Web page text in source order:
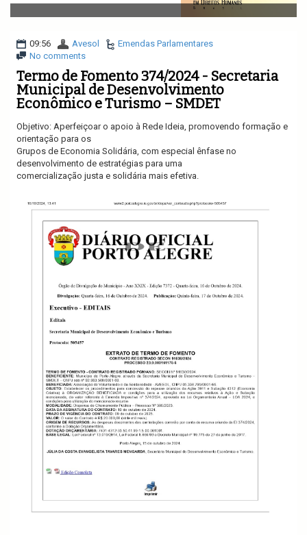
v
i
a
o
n
09:56 Avesol
Emendas Parlamentares
No comments
Termo de Fomento 374/2024 - Secretaria
Municipal de Desenvolvimento
Econômico e Turismo – SMDET
Objetivo: Aperfeiçoar o apoio à Rede Ideia, promovendo formação e
orientação para os
Grupos de Economia Solidária, com especial ênfase no
desenvolvimento de estratégias para uma
comercialização justa e solidária mais efetiva.